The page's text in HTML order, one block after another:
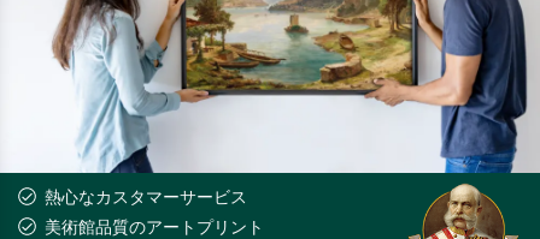
熱心なカスタマーサービス
美術館品質のアートプリント